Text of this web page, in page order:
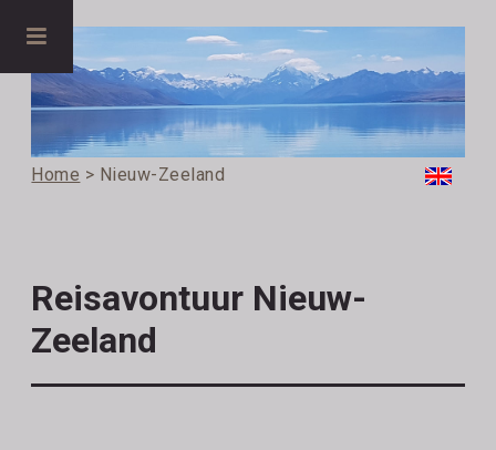
Home > Nieuw-Zeeland
Reisavontuur Nieuw-
Zeeland